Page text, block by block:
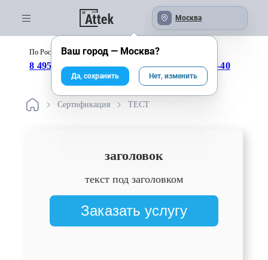
Москва
По России бесплатно:
8 495 246-04-43 8 800 333-25-40
Сертификация ТЕСТ
заголовок
текст под заголовком
Заказать услугу
Ваш город — Москва?
Да, сохранить Нет, изменить